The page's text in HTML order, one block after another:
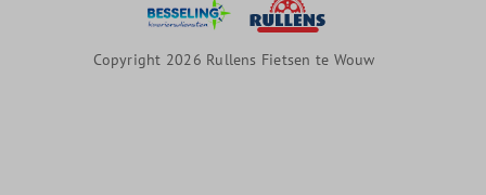
Copyright 2026 Rullens Fietsen te Wouw